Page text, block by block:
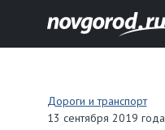
Дороги и транспорт
13 сентября 2019 года